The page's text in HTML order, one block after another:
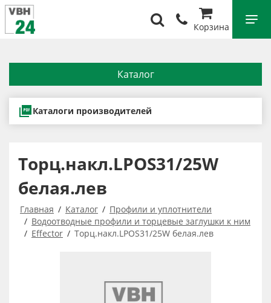
Корзина
Каталог
Каталоги производителей
Торц.накл.LPOS31/25W
белая.лев
Главная Каталог
Профили и уплотнители
Водоотводные профили и торцевые заглушки к ним
Effector
Торц.накл.LPOS31/25W белая.лев